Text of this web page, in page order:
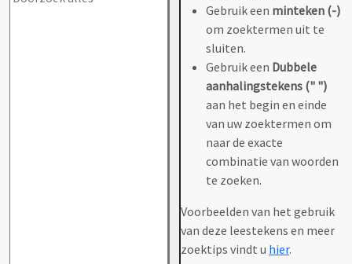
Gebruik een minteken (-)
om zoektermen uit te
sluiten.
Gebruik een Dubbele
aanhalingstekens (" ")
aan het begin en einde
van uw zoektermen om
naar de exacte
combinatie van woorden
te zoeken.
Voorbeelden van het gebruik
van deze leestekens en meer
zoektips vindt u hier.